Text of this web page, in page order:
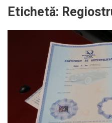
Etichetă: